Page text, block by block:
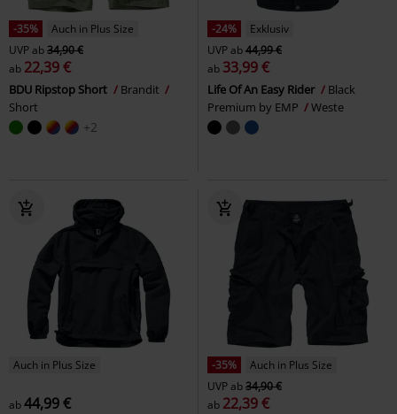
-35%
Auch in Plus Size
UVPab34,90 €
ab 22,39 €
BDU Ripstop Short
Brandit
Short
+2
-24%
Exklusiv
UVPab44,99 €
ab 33,99 €
Life Of An Easy Rider
Black
Premium by EMP
Weste
Auch in Plus Size
ab44,99 €
-35%
Auch in Plus Size
UVPab34,90 €
ab 22,39 €